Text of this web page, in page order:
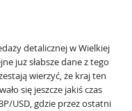
detalicznej w Wielkiej
już słabsze dane z tego
wierzyć, że kraj ten
się jeszcze jakiś czas
USD, gdzie przez ostatni